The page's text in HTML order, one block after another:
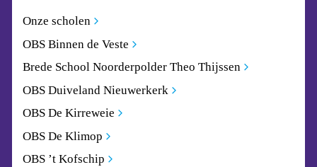
Onze scholen
OBS Binnen de Veste
Brede School Noorderpolder Theo Thijssen
OBS Duiveland Nieuwerkerk
OBS De Kirreweie
OBS De Klimop
OBS ’t Kofschip